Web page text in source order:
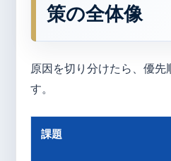
策の全体像
原因を切り分けたら、優先
す。
課題